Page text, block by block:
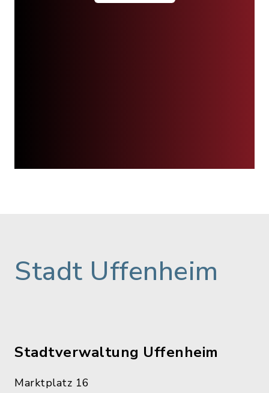
Stadt Uffenheim
Stadtverwaltung Uffenheim
Marktplatz 16